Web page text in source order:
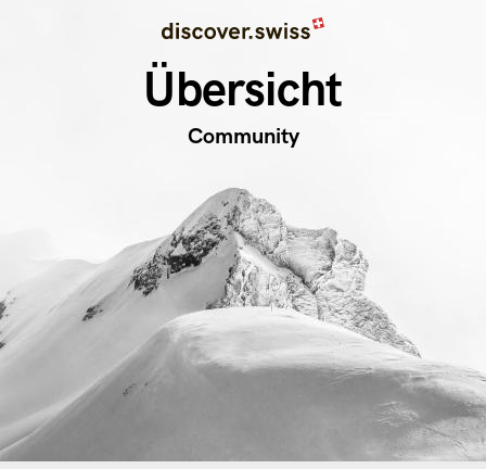
Übersicht
Community